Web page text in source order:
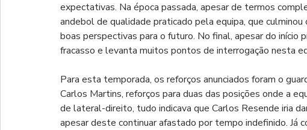
expectativas. Na época passada, apesar de termos
andebol de qualidade praticado pela equipa, que
boas perspectivas para o futuro. No final, apesar do início
fracasso e levanta muitos pontos de interrogação nesta
Para esta temporada, os reforços anunciados foram o
Carlos Martins, reforços para duas das posições onde a
de lateral-direito, tudo indicava que Carlos Resende iria
apesar deste continuar afastado por tempo indefinido. Já